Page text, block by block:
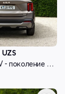
UZS
Kia Sorento IV - поколение рестайлинг